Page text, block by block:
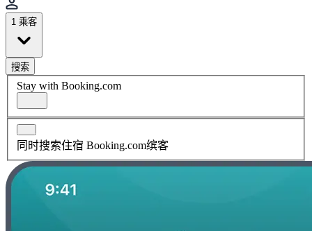
1 乘客
搜索
Stay with Booking.com
同时搜索住宿 Booking.com缤客